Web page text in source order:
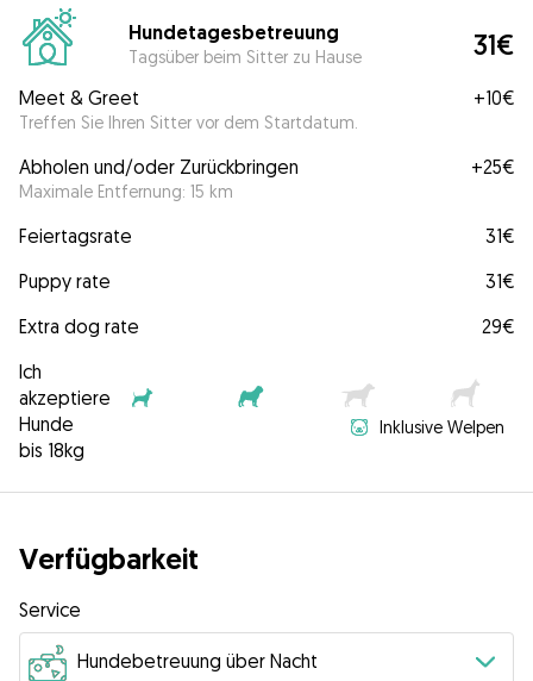
Hundetagesbetreuung
Tagsüber beim Sitter zu Hause 31€
Meet & Greet
Treffen Sie Ihren Sitter vor dem Startdatum.
+10€
Abholen und/oder Zurückbringen
Maximale Entfernung: 15 km
+25€
Feiertagsrate
31€
Puppy rate
31€
Extra dog rate
29€
Ich
akzeptiere
Hunde
bis 18kg
Inklusive Welpen
Verfügbarkeit
Service